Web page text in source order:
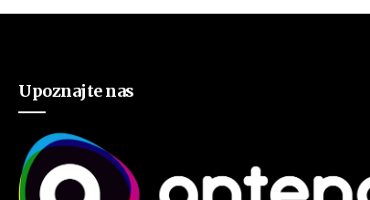
Upoznajte nas